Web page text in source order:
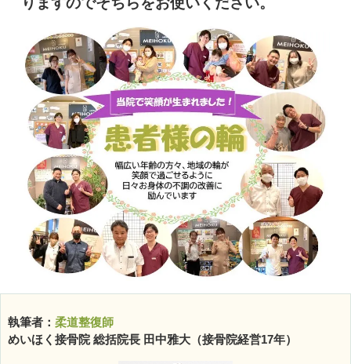
執筆者： 柔道整復師
めいほく接骨院 総括院長 田中雅大（接骨院経営17年）